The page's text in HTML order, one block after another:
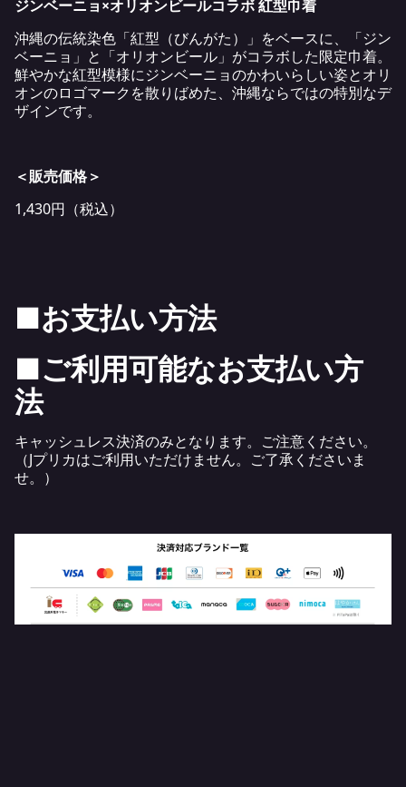
ジンベーニョ×オリオンビールコラボ 紅型巾着
沖縄の伝統染色「紅型（びんがた）」をベースに、「ジン
ベーニョ」と「オリオンビール」がコラボした限定巾着。
鮮やかな紅型模様にジンベーニョのかわいらしい姿とオリ
オンのロゴマークを散りばめた、沖縄ならではの特別なデ
ザインです。
＜販売価格＞
1,430円（税込）
■お支払い方法
■ご利用可能なお支払い方
法
キャッシュレス決済のみとなります。ご注意ください。
（Jプリカはご利用いただけません。ご了承くださいま
せ。）